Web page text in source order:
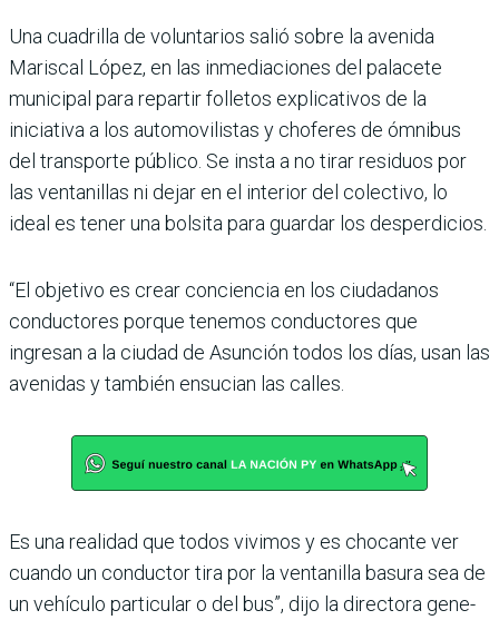
Una cuadrilla de voluntarios salió sobre la avenida
Maris­cal López, en las inmedia­ciones del palacete
muni­cipal para repartir folletos explicativos de la
iniciativa a los automovilistas y cho­feres de ómnibus
del trans­porte público. Se insta a no tirar residuos por
las venta­nillas ni dejar en el interior del colectivo, lo
ideal es tener una bolsita para guardar los desperdicios.
“El objetivo es crear concien­cia en los ciudadanos
conduc­tores porque tenemos con­ductores que
ingresan a la ciudad de Asunción todos los días, usan las
avenidas y también ensucian las calles.
Es una realidad que todos vivimos y es chocante ver
cuando un conductor tira por la ventanilla basura sea de
un vehículo particular o del bus”, dijo la directora gene­